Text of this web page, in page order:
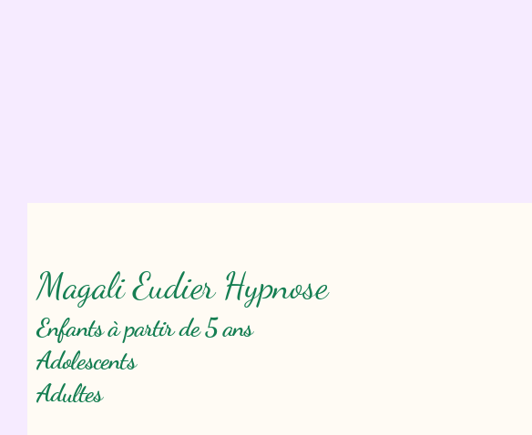
Magali Eudier Hypnose
Enfants à partir de 5 ans
Adolescents
Adultes